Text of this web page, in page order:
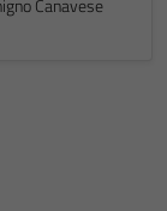
Canavese